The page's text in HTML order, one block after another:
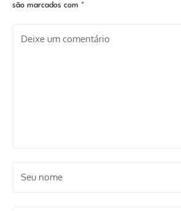
são marcados com *